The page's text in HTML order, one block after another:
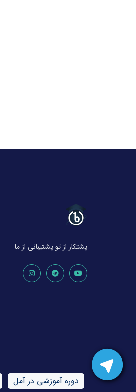
پشتکار از تو پشتیبانی از ما
دوره آموزشی در آمل